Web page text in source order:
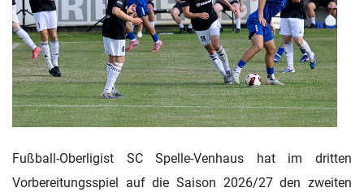
Fußball-Oberligist SC Spelle-Venhaus hat im dritten
Vorbereitungsspiel auf die Saison 2026/27 den zweiten